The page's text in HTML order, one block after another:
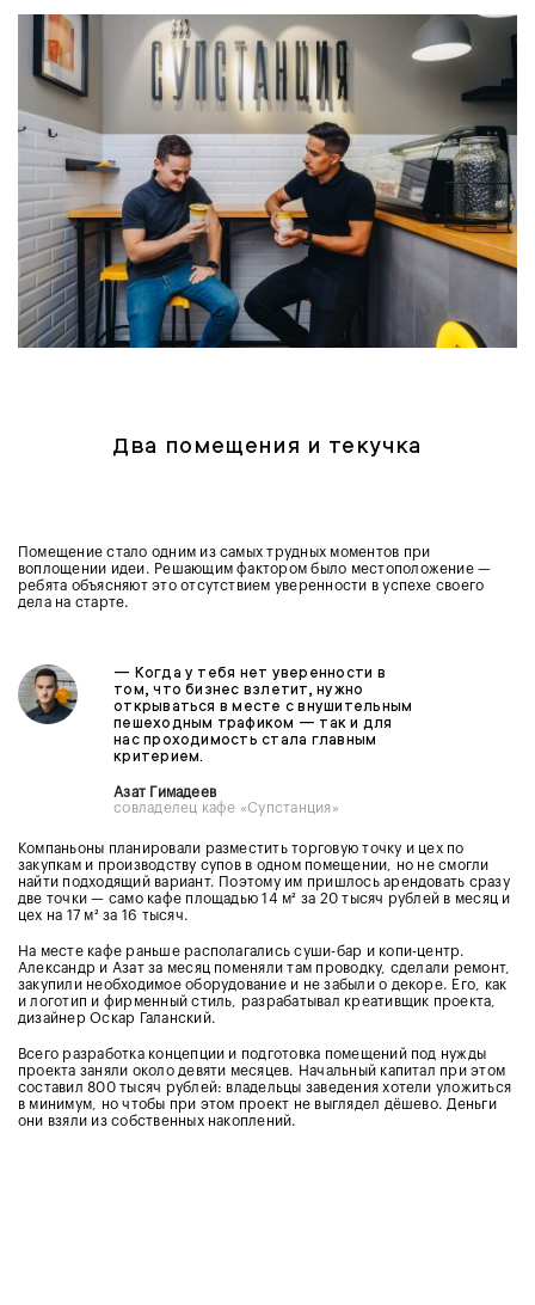
Два помещения и текучка
Помещение стало одним из самых трудных моментов при
воплощении идеи. Решающим фактором было местоположение —
ребята объясняют это отсутствием уверенности в успехе своего
дела на старте.
— Когда у тебя нет уверенности в
том, что бизнес взлетит, нужно
открываться в месте с внушительным
пешеходным трафиком — так и для
нас проходимость стала главным
критерием.
Азат Гимадеев
совладелец кафе «Супстанция»
Компаньоны планировали разместить торговую точку и цех по
закупкам и производству супов в одном помещении, но не смогли
найти подходящий вариант. Поэтому им пришлось арендовать сразу
две точки — само кафе площадью 14 м² за 20 тысяч рублей в месяц и
цех на 17 м² за 16 тысяч.
На месте кафе раньшерасполагались суши-бар и копи-центр.
Александр и Азат за месяц поменяли там проводку, сделали ремонт,
закупили необходимое оборудование и не забыли о декоре. Его, как
и логотип и фирменный стиль, разрабатывал креативщик проекта,
дизайнер Оскар Галанский.
Всего разработка концепции и подготовка помещений под нужды
проекта заняли около девяти месяцев. Начальный капитал при этом
составил 800 тысяч рублей: владельцы заведения хотели уложиться
в минимум, но чтобы при этом проект не выглядел дёшево. Деньги
они взяли из собственных накоплений.